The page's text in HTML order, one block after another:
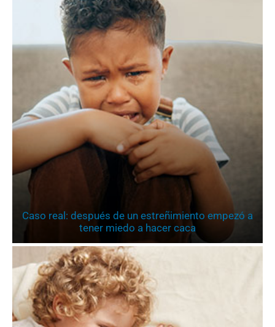
Caso real: después de un estreñimiento empezó a
tener miedo a hacer caca